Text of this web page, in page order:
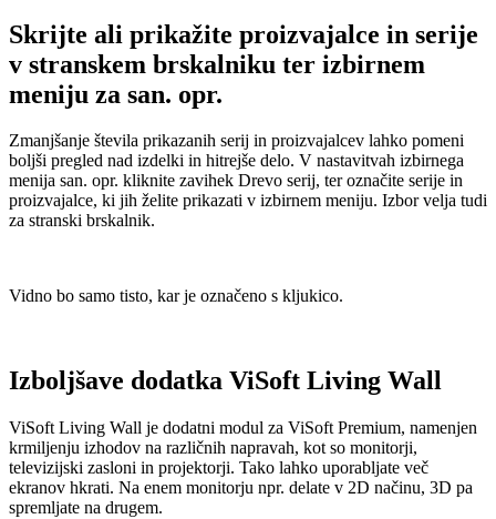
Skrijte ali prikažite proizvajalce in serije
v stranskem brskalniku ter izbirnem
meniju za san. opr.
Zmanjšanje števila prikazanih serij in proizvajalcev lahko pomeni
boljši pregled nad izdelki in hitrejše delo. V nastavitvah izbirnega
menija san. opr. kliknite zavihek Drevo serij, ter označite serije in
proizvajalce, ki jih želite prikazati v izbirnem meniju. Izbor velja tudi
za stranski brskalnik.
Vidno bo samo tisto, kar je označeno s kljukico.
Izboljšave dodatka ViSoft Living Wall
ViSoft Living Wall je dodatni modul za ViSoft Premium, namenjen
krmiljenju izhodov na različnih napravah, kot so monitorji,
televizijski zasloni in projektorji. Tako lahko uporabljate več
ekranov hkrati. Na enem monitorju npr. delate v 2D načinu, 3D pa
spremljate na drugem.